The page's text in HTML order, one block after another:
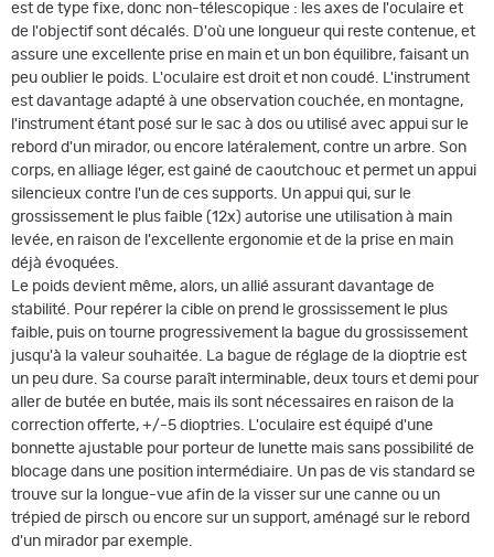
est de type fixe, donc non-télescopique : les axes de l'oculaire et
de l'objectif sont décalés. D'où une longueur qui reste contenue, et
assure une excellente prise en main et un bon équilibre, faisant un
peu oublier le poids. L'oculaire est droit et non coudé. L'instrument
est davantage adapté à une observation couchée, en montagne,
l'instrument étant posé sur le sac à dos ou utilisé avec appui sur le
rebord d'un mirador, ou encore latéralement, contre un arbre. Son
corps, en alliage léger, est gainé de caoutchouc et permet un appui
silencieux contre l'un de ces supports. Un appui qui, sur le
grossissement le plus faible (12x) autorise une utilisation à main
levée, en raison de l'excellente ergonomie et de la prise en main
déjà évoquées.
Le poids devient même, alors, un allié assurant davantage de
stabilité. Pour repérer la cible on prend le grossissement le plus
faible, puis on tourne progressivement la bague du grossissement
jusqu'à la valeur souhaitée. La bague de réglage de la dioptrie est
un peu dure. Sa course paraît interminable, deux tours et demi pour
aller de butée en butée, mais ils sont nécessaires en raison de la
correction offerte, +/-5 dioptries. L'oculaire est équipé d'une
bonnette ajustable pour porteur de lunette mais sans possibilité de
blocage dans une position intermédiaire. Un pas de vis standard se
trouve sur la longue-vue afin de la visser sur une canne ou un
trépied de pirsch ou encore sur un support, aménagé sur le rebord
d'un mirador par exemple.